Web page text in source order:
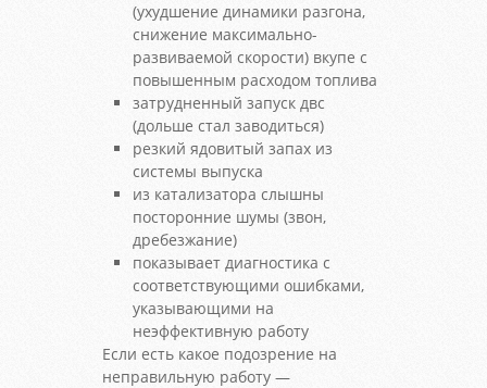
(ухудшение динамики разгона,
снижение максимально-
развиваемой скорости) вкупе с
повышенным расходом топлива
затрудненный запуск двс
(дольше стал заводиться)
резкий ядовитый запах из
системы выпуска
из катализатора слышны
посторонние шумы (звон,
дребезжание)
показывает диагностика с
соответствующими ошибками,
указывающими на
неэффективную работу
Если есть какое подозрение на
неправильную работу —